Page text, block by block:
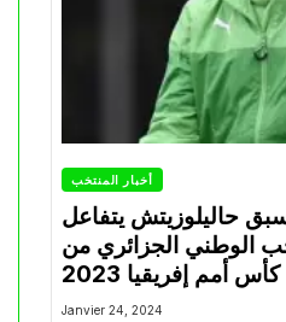
أخبار المنتخب
حاليلوزيتش يتفاعل
الوطني الجزائري من
كأس أمم إفريقيا 2023
Janvier 24, 2024